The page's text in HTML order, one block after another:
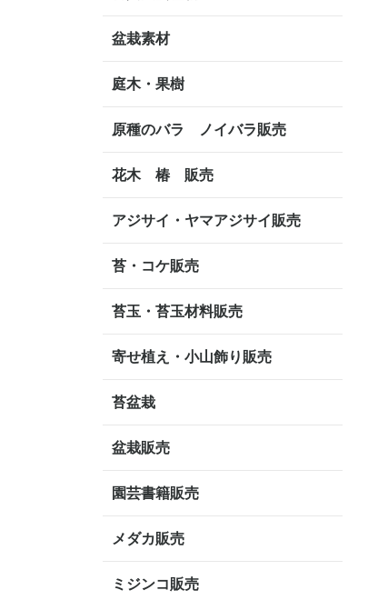
盆栽素材
庭木・果樹
原種のバラ ノイバラ販売
花木 椿 販売
アジサイ・ヤマアジサイ販売
苔・コケ販売
苔玉・苔玉材料販売
寄せ植え・小山飾り販売
苔盆栽
盆栽販売
園芸書籍販売
メダカ販売
ミジンコ販売